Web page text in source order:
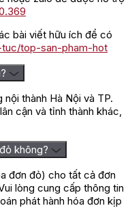
bài viết hữu ích để có
top-san-pham-hot
thành Hà Nội và TP.
cận và tỉnh thành khác,
không?
đơn đỏ) cho tất cả đơn
lòng cung cấp thông tin
phát hành hóa đơn kịp